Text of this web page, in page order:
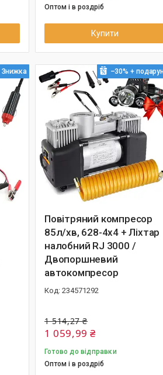
Оптом і в роздріб
Купити
–30%
Повітряний компресор
85л/хв, 628-4x4 + Ліхтар
налобний RJ 3000 /
Двопоршневий
автокомпресор
234571292
1 514,27 ₴
1 059,99 ₴
Готово до відправки
Оптом і в роздріб